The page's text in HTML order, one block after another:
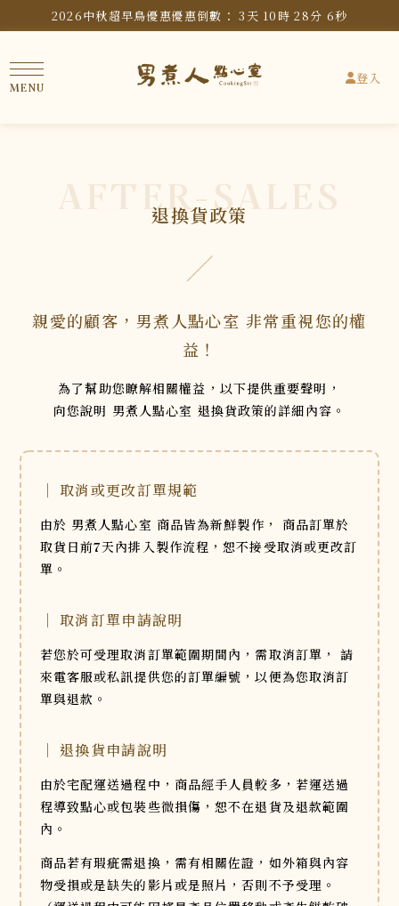
2026中秋超早鳥優惠優惠倒數：3 天 10 時28分 6秒
登入
AFTER-SALES
退換貨政策
親愛的顧客，男煮人點心室 非常重視您的權
益！
為了幫助您瞭解相關權益，以下提供重要聲明，
向您說明 男煮人點心室 退換貨政策的詳細內容。
｜ 取消或更改訂單規範
由於 男煮人點心室 商品皆為新鮮製作，
商品訂單於
取貨日前7天內排入製作流程，恕不接受取消或更改訂
單。
｜ 取消訂單申請說明
若您於可受理取消訂單範圍期間內，需取消訂單，
請
來電客服或私訊提供您的訂單編號，以便為您取消訂
單與退款。
｜ 退換貨申請說明
由於宅配運送過程中，商品經手人員較多，若運送過
程導致點心或包裝些微損傷，恕不在退貨及退款範圍
內。
商品若有瑕疵需退換，需有相關佐證，如外箱與內容
物受損或是缺失的影片或是照片，否則不予受理。